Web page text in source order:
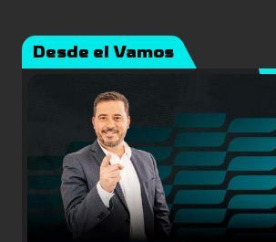
Desde el Vamos